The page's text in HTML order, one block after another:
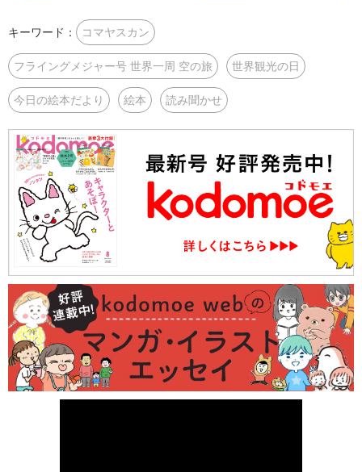
キーワード： コマヤスカン
フライングメジャー号 世界一周 空の旅 世界観光の日
今日の絵本だより 絵本 読み聞かせ